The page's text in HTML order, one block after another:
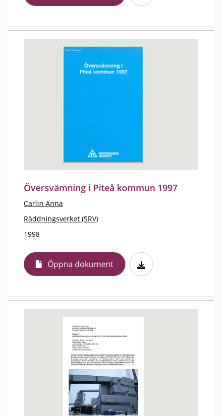
Översvämning i Piteå kommun 1997
Carlin Anna
Räddningsverket (SRV)
1998
Öppna dokument